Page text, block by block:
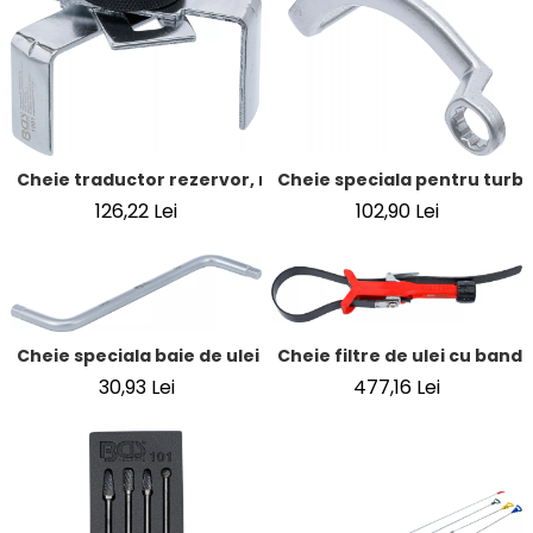
Cheie traductor rezervor, reglabila | Antrenare 6 colturi
126,22 Lei
Cheie speciala pentru
102,90 Lei
Cheie speciala baie de ulei | pentru Peugeot | 8 - 10 mm
30,93 Lei
Cheie filtre de ulei cu banda
477,16 Lei